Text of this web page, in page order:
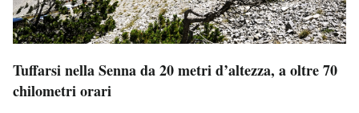
Tuffarsi nella Senna da 20 metri d’altezza, a oltre 70
chilometri orari